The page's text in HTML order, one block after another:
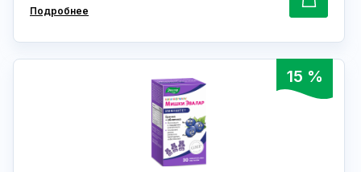
Подробнее
15 %